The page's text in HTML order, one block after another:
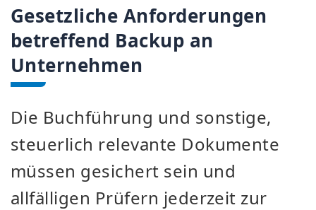
Gesetzliche Anforderungen
betreffend Backup an
Unternehmen
Die Buchführung und sonstige,
steuerlich relevante Dokumente
müssen gesichert sein und
allfälligen Prüfern jederzeit zur